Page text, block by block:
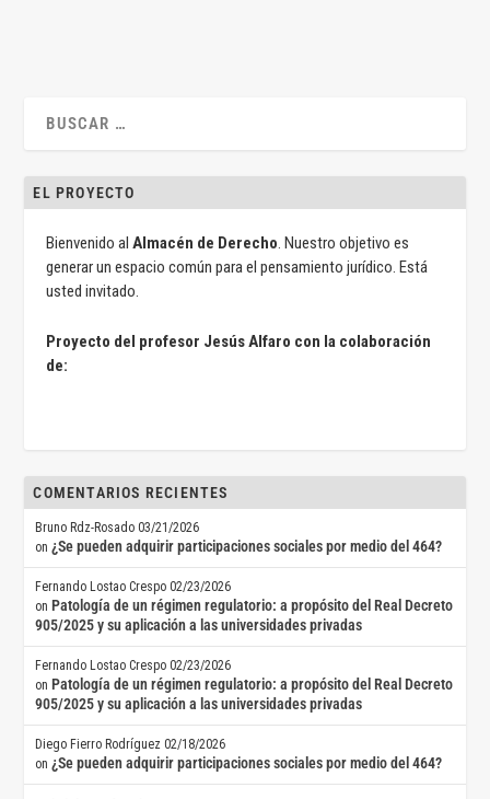
EL PROYECTO
Bienvenido alAlmacén de Derecho. Nuestro objetivo es
generar un espacio común para el pensamiento jurídico. Está
usted invitado.
Proyecto del profesor Jesús Alfaro con la colaboración
de:
COMENTARIOS RECIENTES
Bruno Rdz-Rosado 03/21/2026
on¿Se pueden adquirir participaciones sociales por medio del 464?
Fernando Lostao Crespo 02/23/2026
on Patología de un régimen regulatorio: a propósito del Real Decreto
905/2025 y su aplicación a las universidades privadas
Fernando Lostao Crespo 02/23/2026
on Patología de un régimen regulatorio: a propósito del Real Decreto
905/2025 y su aplicación a las universidades privadas
Diego Fierro Rodríguez 02/18/2026
on¿Se pueden adquirir participaciones sociales por medio del 464?